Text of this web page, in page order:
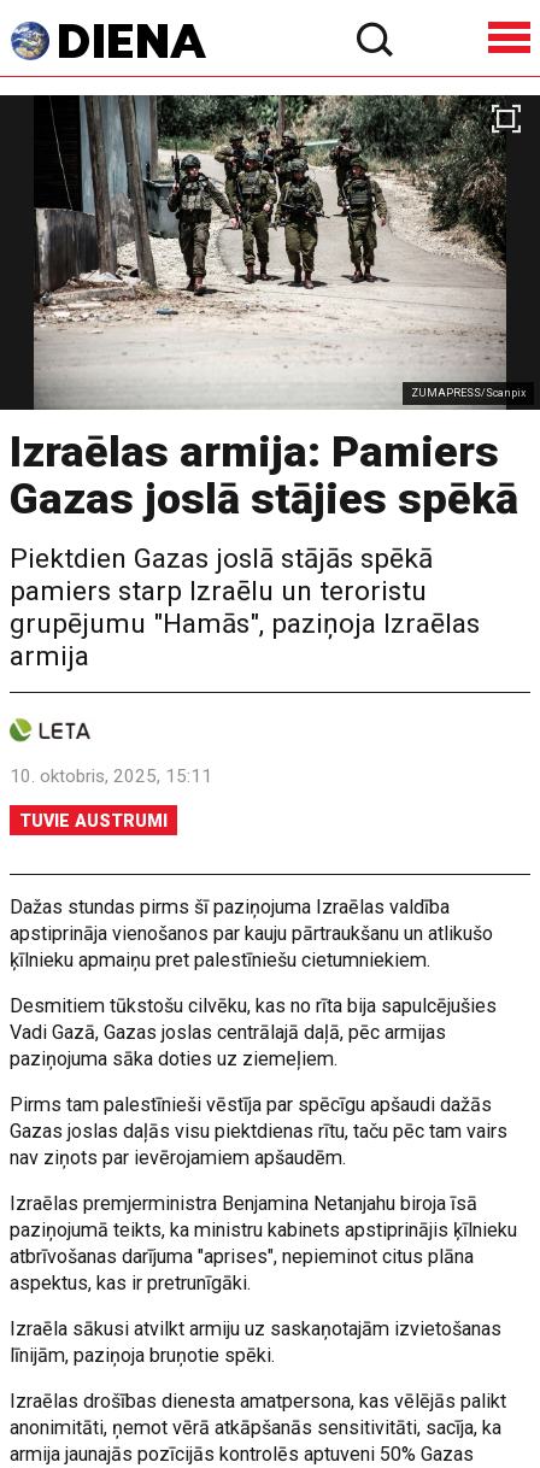
ZUMAPRESS/Scanpix
Izraēlas armija: Pamiers
Gazas joslā stājies spēkā
Piektdien Gazas joslā stājās spēkā
pamiers starp Izraēlu un teroristu
grupējumu "Hamās", paziņoja Izraēlas
armija
10. oktobris, 2025, 15:11
TUVIE AUSTRUMI
Dažas stundas pirms šī paziņojuma Izraēlas valdība
apstiprināja vienošanos par kauju pārtraukšanu un atlikušo
ķīlnieku apmaiņu pret palestīniešu cietumniekiem.
Desmitiem tūkstošu cilvēku, kas no rīta bija sapulcējušies
Vadi Gazā, Gazas joslas centrālajā daļā, pēc armijas
paziņojuma sāka doties uz ziemeļiem.
Pirms tam palestīnieši vēstīja par spēcīgu apšaudi dažās
Gazas joslas daļās visu piektdienas rītu, taču pēc tam vairs
nav ziņots par ievērojamiem apšaudēm.
Izraēlas premjerministra Benjamina Netanjahu biroja īsā
paziņojumā teikts, ka ministru kabinets apstiprinājis ķīlnieku
atbrīvošanas darījuma "aprises", nepieminot citus plāna
aspektus, kas ir pretrunīgāki.
Izraēla sākusi atvilkt armiju uz saskaņotajām izvietošanas
līnijām, paziņoja bruņotie spēki.
Izraēlas drošības dienesta amatpersona, kas vēlējās palikt
anonimitāti, ņemot vērā atkāpšanās sensitivitāti, sacīja, ka
armija jaunajās pozīcijās kontrolēs aptuveni 50% Gazas